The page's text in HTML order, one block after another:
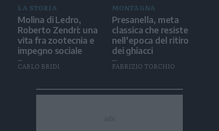
LA STORIA
Molina di Ledro,
Roberto Zendri: una
vita fra zootecnia e
impegno sociale
CARLO BRIDI
MONTAGNA
Presanella, meta
classica che resiste
nell'epoca del ritiro
dei ghiacci
FABRIZIO TORCHIO